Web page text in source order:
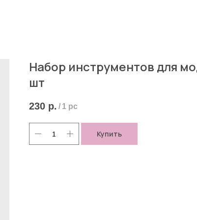
Набор инструментов для
шт
230 р. / 1 pc
Купить